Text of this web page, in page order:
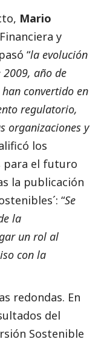
Mario
y
“la evolución
2009, año de
convertido en
regulatorio,
organizaciones y
los
para el futuro
la publicación
“Se
la
un rol al
con la
redondas. En
del
Sostenible